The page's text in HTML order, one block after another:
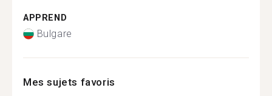
APPREND
Bulgare
Mes sujets favoris